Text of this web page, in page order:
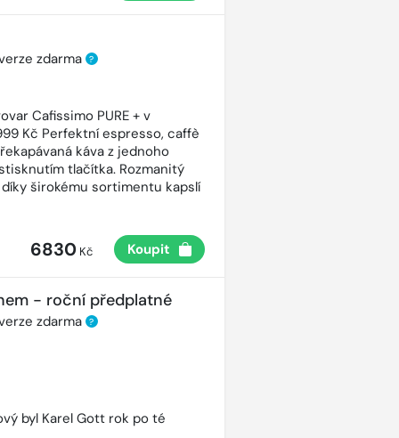
zdarma ?
Cafissimo PURE + v
Kč Perfektní espresso, caffè
káva z jednoho
tlačítka. Rozmanitý
širokému sortimentu kapslí
6830Kč Koupit
- roční předplatné
zdarma ?
byl Karel Gott rok po té